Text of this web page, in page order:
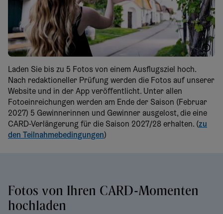
WTG Herbst
Laden Sie bis zu 5 Fotos von einem Ausflugsziel hoch.
Nach redaktioneller Prüfung werden die Fotos auf unserer
Website und in der App veröffentlicht. Unter allen
Fotoeinreichungen werden am Ende der Saison (Februar
2027) 5 Gewinnerinnen und Gewinner ausgelost, die eine
CARD-Verlängerung für die Saison 2027/28 erhalten. (zu
den Teilnahmebedingungen)
Fotos von Ihren CARD-Momenten
hochladen